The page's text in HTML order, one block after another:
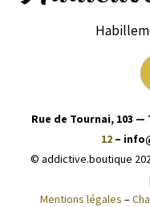
Rue de Tournai, 103
12–
© addictive.boutique
Mentions légales –